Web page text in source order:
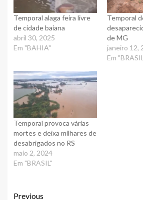
Temporal alaga feira livre
de cidade baiana
abril 30, 2025
Em "BAHIA"
Temporal
de MG
janeiro 12,
Em
Temporal provoca várias
mortes e deixa milhares de
desabrigados no RS
maio 2, 2024
Em "BRASIL"
Previous